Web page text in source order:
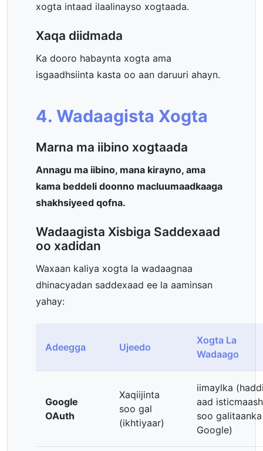
xogta intaad ilaalinayso xogtaada.
Xaqa diidmada
Ka dooro habaynta xogta ama
isgaadhsiinta kasta oo aan daruuri ahayn.
4. Wadaagista Xogta
Marna ma iibino xogtaada
Annagu ma iibino, mana kirayno, ama
kama beddeli doonno macluumaadkaaga
shakhsiyeed qofna.
Wadaagista Xisbiga Saddexaad
oo xadidan
Waxaan kaliya xogta la wadaagnaa
dhinacyadan saddexaad ee la aaminsan
yahay:
Adeegga Ujeedo
Xogta La
Wadaago
Google
OAuth
Xaqiijinta
soo gal
(ikhtiyaar)
iimaylka
aad
soo galitaanka
Google)